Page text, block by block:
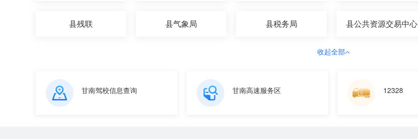
县残联 县气象局 县税务局 县公共资源交易中心
收起全部
甘南驾校信息查询 甘南高速服务区 12328